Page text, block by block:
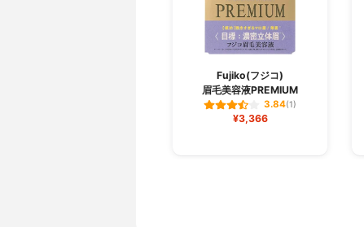
Fujiko(フジコ)
眉毛美容液PREMIUM
3.84(1)
¥3,366